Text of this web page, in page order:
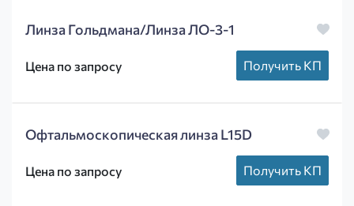
Линза Гольдмана/Линза ЛО-3-1
Цена по запросу Получить КП
Офтальмоскопическая линза L15D
Цена по запросу Получить КП